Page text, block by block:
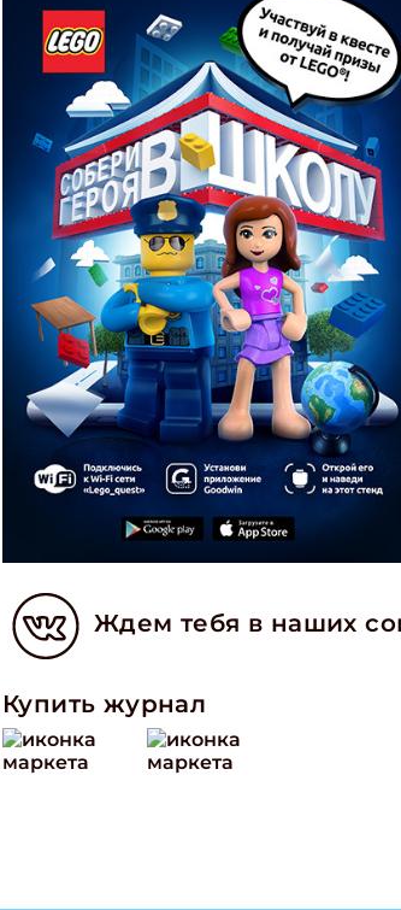
Ждем тебя в наших
Купить журнал
Получи